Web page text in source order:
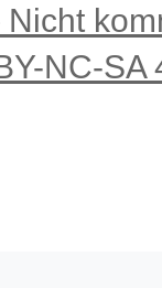
NC-SA